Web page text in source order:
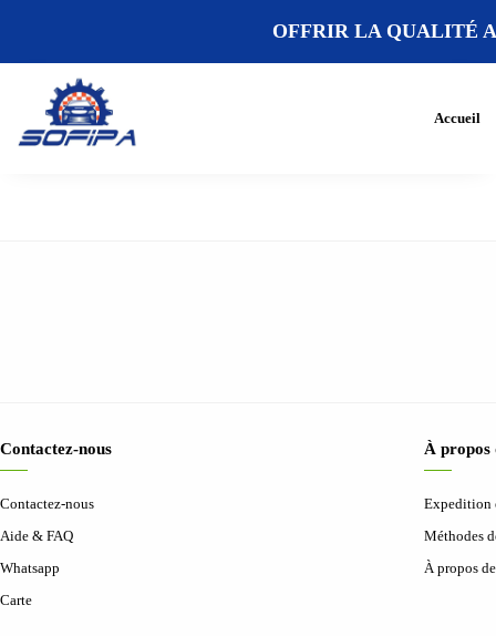
OFFRIR LA QUALITÉ
Accueil
Contactez-nous
Contactez-nous
Aide & FAQ
Whatsapp
Carte
À propos
Expedition
Méthodes
À propos